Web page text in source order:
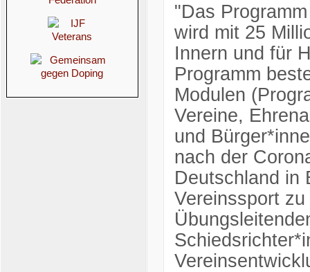
"Das
wird mit 25
Innern und für
Programm
Modulen
Vereine,
und
nach der
Deutschland in
Vereinssport